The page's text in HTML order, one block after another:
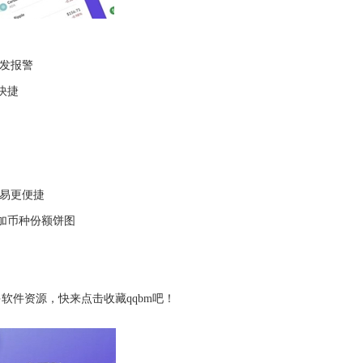
报警
捷
更便捷
币种份额饼图
件资源，快来点击收藏qqbm吧！